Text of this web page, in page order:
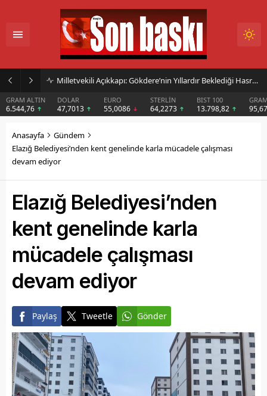
Başkan Sarışın’dan Dem Parti Milletvekili Koçyiğit’in Karakoçan’daki Konuşmasına Sert Tepki
DOLAR
47,7013
EURO
55,0086
STERLİN
64,2273
BIST 100
13.798,82
GRAM GÜMÜŞ
95,67
Anasayfa
Gündem
Elazığ Belediyesi’nden kent genelinde karla mücadele çalışması
devam ediyor
Elazığ Belediyesi’nden
kent genelinde karla
mücadele çalışması
devam ediyor
Paylaş Tweetle Gönder